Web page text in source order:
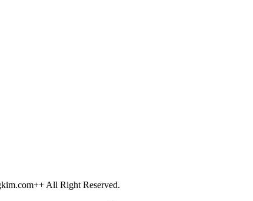
All Right Reserved.